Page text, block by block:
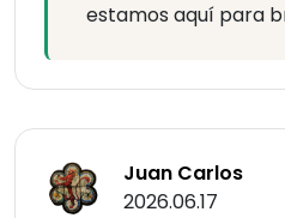
estamos aquí para
Juan Carlos
2026.06.17